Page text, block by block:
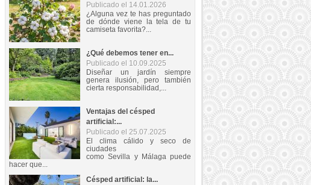
Publicado el 14.01.2026
¿Alguna vez te has preguntado
de dónde viene la tela de tu
camiseta favorita?...
¿Qué debemos tener en...
Publicado el 10.09.2025
Diseñar un jardín siempre
genera ilusión, pero también
cierta responsabilidad,...
Ventajas del césped
artificial:...
Publicado el 25.07.2025
El clima cálido y seco de
ciudades
como Sevilla y Málaga puede
hacer que...
Césped artificial: la...